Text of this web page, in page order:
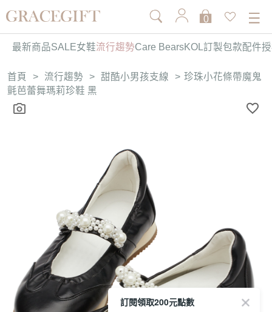
0
最新商品SALE女鞋流行趨勢Care BearsKOL訂製包款配件
首頁 > 流行趨勢 > 甜酷小男孩支線 > 珍珠小花條帶魔鬼
氈芭蕾舞瑪莉珍鞋 黑
訂閱領取200元點數